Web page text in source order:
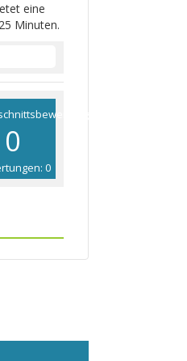
eine
Minuten.
0
0